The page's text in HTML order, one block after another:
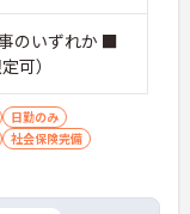
いずれか ■
可）
日勤のみ
社会保険完備